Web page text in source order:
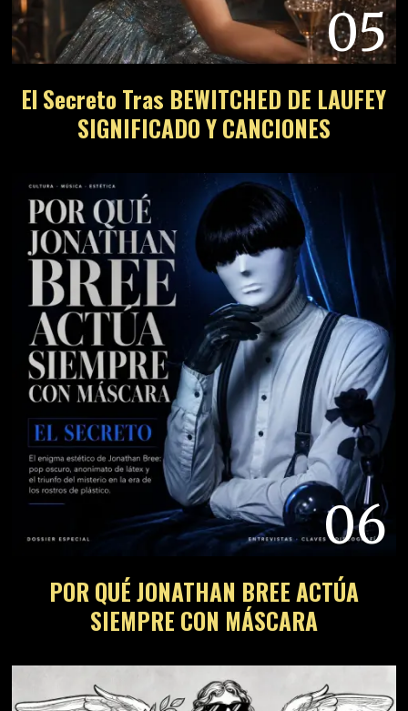
05
El Secreto Tras BEWITCHED DE LAUFEY
SIGNIFICADO Y CANCIONES
06
POR QUÉ JONATHAN BREE ACTÚA
SIEMPRE CON MÁSCARA